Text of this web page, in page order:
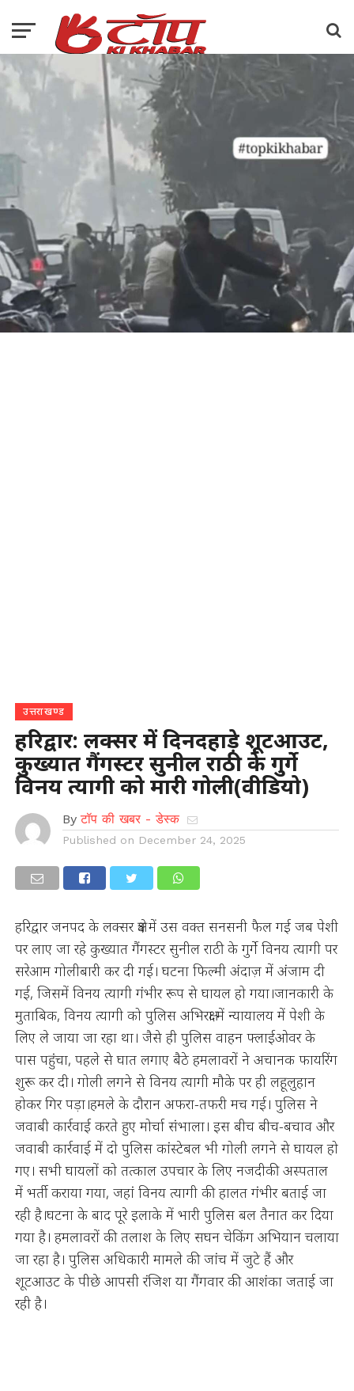
उत्तराखण्ड
हरिद्वार: लक्सर में दिनदहाड़े शूटआउट,
कुख्यात गैंगस्टर सुनील राठी के गुर्गे
विनय त्यागी को मारी गोली(वीडियो)
By टॉप की खबर - डेस्क
Published on December 24, 2025
हरिद्वार जनपद के लक्सर क्षेत्र में उस वक्त सनसनी फैल गई जब पेशी
पर लाए जा रहे कुख्यात गैंगस्टर सुनील राठी के गुर्गे विनय त्यागी पर
सरेआम गोलीबारी कर दी गई। घटना फिल्मी अंदाज़ में अंजाम दी
गई, जिसमें विनय त्यागी गंभीर रूप से घायल हो गया।जानकारी के
मुताबिक, विनय त्यागी को पुलिस अभिरक्षा में न्यायालय में पेशी के
लिए ले जाया जा रहा था। जैसे ही पुलिस वाहन फ्लाईओवर के
पास पहुंचा, पहले से घात लगाए बैठे हमलावरों ने अचानक फायरिंग
शुरू कर दी। गोली लगने से विनय त्यागी मौके पर ही लहूलुहान
होकर गिर पड़ा।हमले के दौरान अफरा-तफरी मच गई। पुलिस ने
जवाबी कार्रवाई करते हुए मोर्चा संभाला। इस बीच बीच-बचाव और
जवाबी कार्रवाई में दो पुलिस कांस्टेबल भी गोली लगने से घायल हो
गए। सभी घायलों को तत्काल उपचार के लिए नजदीकी अस्पताल
में भर्ती कराया गया, जहां विनय त्यागी की हालत गंभीर बताई जा
रही है।घटना के बाद पूरे इलाके में भारी पुलिस बल तैनात कर दिया
गया है। हमलावरों की तलाश के लिए सघन चेकिंग अभियान चलाया
जा रहा है। पुलिस अधिकारी मामले की जांच में जुटे हैं और
शूटआउट के पीछे आपसी रंजिश या गैंगवार की आशंका जताई जा
रही है।